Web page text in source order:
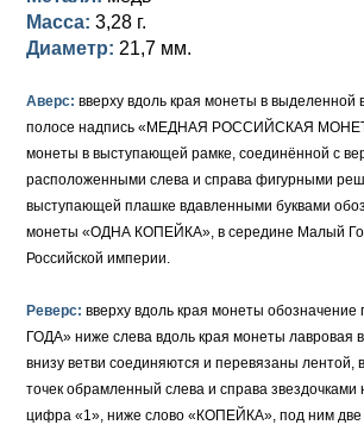
Русско-Польские
Памятные и донативные
Для Грузии
Медь
Серебро
Сибирские монеты
Для Молдавии и Валахии
Таврические монеты
Елизавета I (1741-1762)
Серебро
Медь
Для Пруссии
Альбертусталер
Анна Иоанновна (1730-1740)
Петр II (1727-1730)
Екатерина I (1725-1727)
Золото
Серебро
Масса: 3,28 г.
Диаметр: 21,7 мм.
Аверс: вверху вдоль края монеты в
полосе надпись «МЕДНАЯ РОССИЙСКАЯ
монеты в выступающей рамке, соединённой с
расположенными слева и справа фигурными
выступающей плашке вдавленными буквами
монеты «ОДНА КОПЕЙКА», в середине Малый
Российской империи.
Реверс: вверху вдоль края монеты обозначение
ГОДА» ниже слева вдоль края монеты лавровая
внизу ветви соединяются и перевязаны лентой,
точек обрамленный слева и справа
цифра «1», ниже слово «КОПЕЙКА», под ним